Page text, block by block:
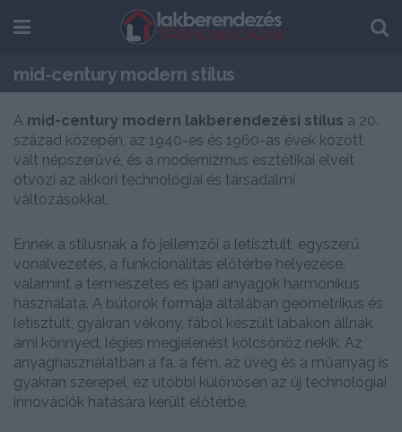
mid-century modern stílus
A mid-century modern lakberendezési stílus a 20.
század közepén, az 1940-es és 1960-as évek között
vált népszerűvé, és a modernizmus esztétikai elveit
ötvözi az akkori technológiai és társadalmi
változásokkal.
Ennek a stílusnak a fő jellemzői a letisztult, egyszerű
vonalvezetés, a funkcionalitás előtérbe helyezése,
valamint a természetes és ipari anyagok harmonikus
használata. A bútorok formája általában geometrikus és
letisztult, gyakran vékony, fából készült lábakon állnak,
ami könnyed, légies megjelenést kölcsönöz nekik. Az
anyaghasználatban a fa, a fém, az üveg és a műanyag is
gyakran szerepel, ez utóbbi különösen az új technológiai
innovációk hatására került előtérbe.